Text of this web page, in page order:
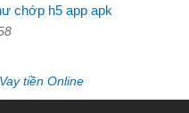
chớp h5 app apk
Vay tiền Online